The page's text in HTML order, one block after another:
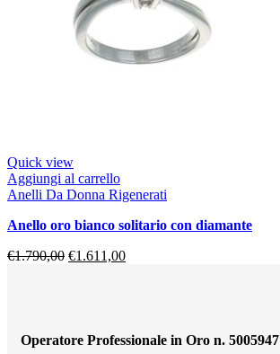
Quick view
Aggiungi al carrello
Anelli Da Donna Rigenerati
anello oro bianco solitario con diamante
€1.790,00 €1.611,00
Operatore Professionale in Oro n. 5005947